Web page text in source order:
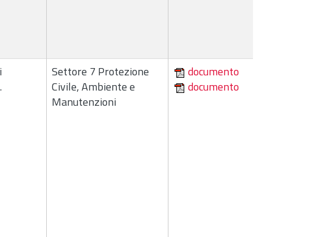
Settore 7 Protezione
Civile, Ambiente e
Manutenzioni
documento
documento